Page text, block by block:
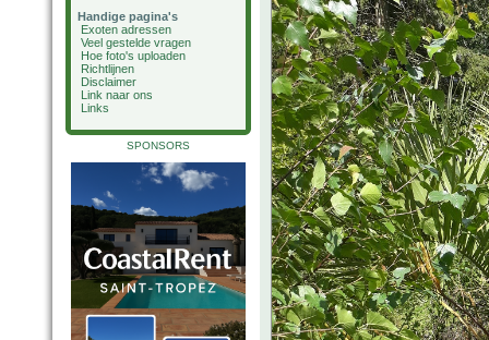
Handige pagina's
Exoten adressen
Veel gestelde vragen
Hoe foto's uploaden
Richtlijnen
Disclaimer
Link naar ons
Links
SPONSORS